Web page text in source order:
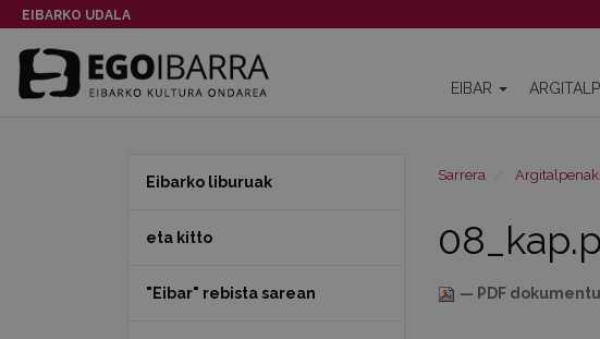
EIBARKO UDALA
EIBAR
Sarrera Argitalpenak
— PDF
Eibarko liburuak
eta kitto
"Eibar" rebista sarean